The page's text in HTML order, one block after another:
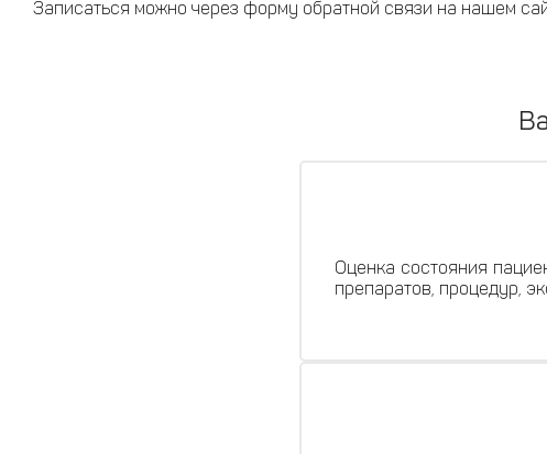
Записаться можно через форму обратной связи на нашем
Оценка состояния
препаратов, процедур,